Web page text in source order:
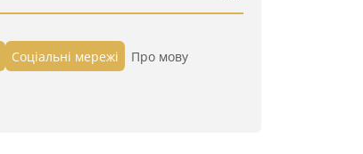
Cоціальні мережі Про мову